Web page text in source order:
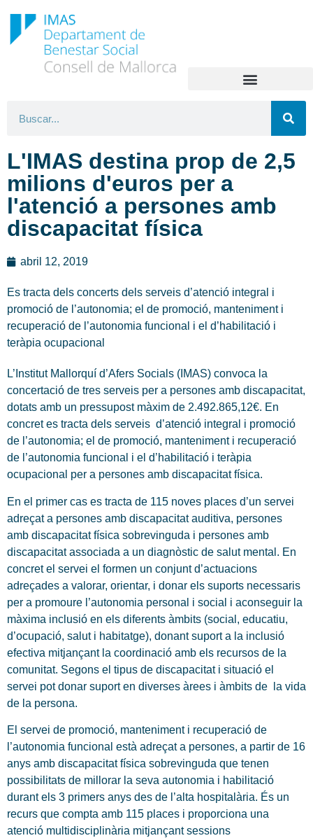
L'IMAS destina prop de 2,5
milions d'euros per a
l'atenció a persones amb
discapacitat física
abril 12, 2019
Es tracta dels concerts dels serveis d’atenció integral i
promoció de l’autonomia; el de promoció, manteniment i
recuperació de l’autonomia funcional i el d’habilitació i
teràpia ocupacional
L’Institut Mallorquí d’Afers Socials (IMAS) convoca la
concertació de tres serveis per a persones amb discapacitat,
dotats amb un pressupost màxim de 2.492.865,12€. En
concret es tracta dels serveis d’atenció integral i promoció
de l’autonomia; el de promoció, manteniment i recuperació
de l’autonomia funcional i el d’habilitació i teràpia
ocupacional per a persones amb discapacitat física.
En el primer cas es tracta de 115 noves places d’un servei
adreçat a persones amb discapacitat auditiva, persones
amb discapacitat física sobrevinguda i persones amb
discapacitat associada a un diagnòstic de salut mental. En
concret el servei el formen un conjunt d’actuacions
adreçades a valorar, orientar, i donar els suports necessaris
per a promoure l’autonomia personal i social i aconseguir la
màxima inclusió en els diferents àmbits (social, educatiu,
d’ocupació, salut i habitatge), donant suport a la inclusió
efectiva mitjançant la coordinació amb els recursos de la
comunitat. Segons el tipus de discapacitat i situació el
servei pot donar suport en diverses àrees i àmbits de la vida
de la persona.
El servei de promoció, manteniment i recuperació de
l’autonomia funcional està adreçat a persones, a partir de 16
anys amb discapacitat física sobrevinguda que tenen
possibilitats de millorar la seva autonomia i habilitació
durant els 3 primers anys des de l’alta hospitalària. És un
recurs que compta amb 115 places i proporciona una
atenció multidisciplinària mitjançant sessions